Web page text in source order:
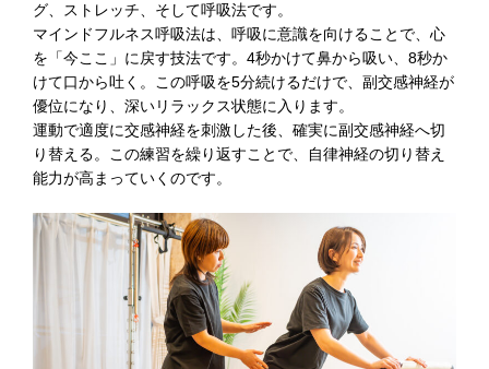
グ、ストレッチ、そして呼吸法です。
マインドフルネス呼吸法は、呼吸に意識を向けることで、心
を「今ここ」に戻す技法です。4秒かけて鼻から吸い、8秒か
けて口から吐く。この呼吸を5分続けるだけで、副交感神経が
優位になり、深いリラックス状態に入ります。
運動で適度に交感神経を刺激した後、確実に副交感神経へ切
り替える。この練習を繰り返すことで、自律神経の切り替え
能力が高まっていくのです。